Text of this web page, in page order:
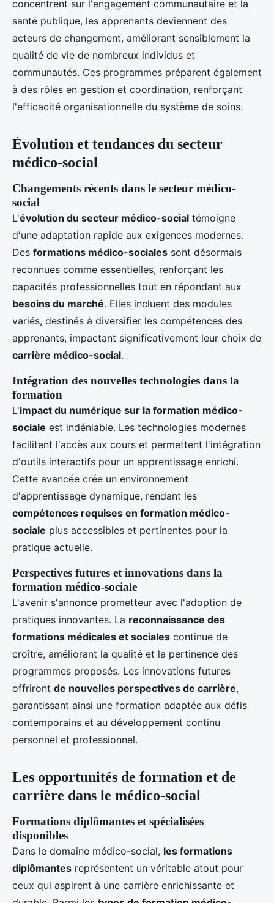
concentrent sur l'engagement communautaire et la
santé publique, les apprenants deviennent des
acteurs de changement, améliorant sensiblement la
qualité de vie de nombreux individus et
communautés. Ces programmes préparent également
à des rôles en gestion et coordination, renforçant
l'efficacité organisationnelle du système de soins.
Évolution et tendances du secteur
médico-social
Changements récents dans le secteur médico-
social
L'évolution du secteur médico-social témoigne
d'une adaptation rapide aux exigences modernes.
Des formations médico-sociales sont désormais
reconnues comme essentielles, renforçant les
capacités professionnelles tout en répondant aux
besoins du marché. Elles incluent des modules
variés, destinés à diversifier les compétences des
apprenants, impactant significativement leur choix de
carrière médico-social.
Intégration des nouvelles technologies dans la
formation
L'impact du numérique sur la formation médico-
sociale est indéniable. Les technologies modernes
facilitent l'accès aux cours et permettent l'intégration
d'outils interactifs pour un apprentissage enrichi.
Cette avancée crée un environnement
d'apprentissage dynamique, rendant les
compétences requises en formation médico-
sociale plus accessibles et pertinentes pour la
pratique actuelle.
Perspectives futures et innovations dans la
formation médico-sociale
L'avenir s'annonce prometteur avec l'adoption de
pratiques innovantes. La reconnaissance des
formations médicales et sociales continue de
croître, améliorant la qualité et la pertinence des
programmes proposés. Les innovations futures
offriront de nouvelles perspectives de carrière,
garantissant ainsi une formation adaptée aux défis
contemporains et au développement continu
personnel et professionnel.
Les opportunités de formation et de
carrière dans le médico-social
Formations diplômantes et spécialisées
disponibles
Dans le domaine médico-social, les formations
diplômantes représentent un véritable atout pour
ceux qui aspirent à une carrière enrichissante et